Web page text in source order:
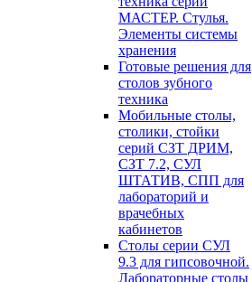
МАСТЕР. Стулья.
Элементы системы
хранения
Готовые решения для
столов зубного
техника
Мобильные столы,
столики, стойки
серий СЗТ ДРИМ,
СЗТ 7.2, СУЛ
ШТАТИВ, СПП для
лабораторий и
врачебных
кабинетов
Столы серии СУЛ
9.3 для гипсовочной.
Лабораторные столы